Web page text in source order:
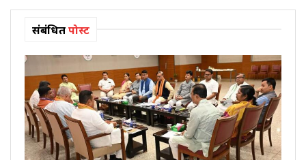
संबंधितपोस्ट